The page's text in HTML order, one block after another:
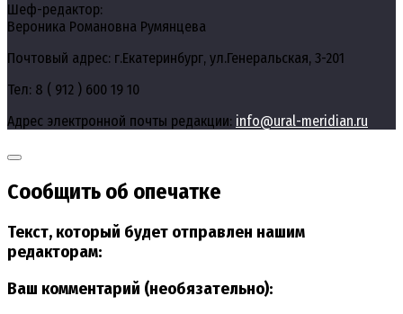
Шеф-редактор:
Вероника Романовна Румянцева
Почтовый адрес: г.Екатеринбург, ул.Генеральская, 3-201
Тел: 8 ( 912 ) 600 19 10
Адрес электронной почты редакции: info@ural-meridian.ru
Сообщить об опечатке
Текст, который будет отправлен нашим
редакторам:
Ваш комментарий (необязательно):